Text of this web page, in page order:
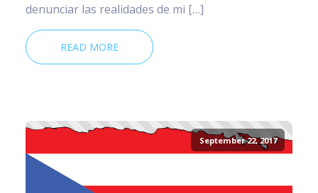
denunciar las realidades de mi […]
READ MORE
September 22, 2017